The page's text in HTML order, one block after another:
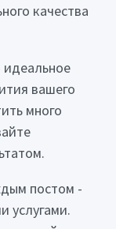
качества
идеальное
вашего
много
постом -
услугами.